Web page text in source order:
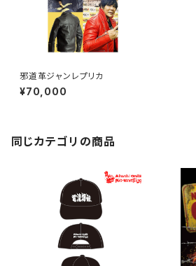
邪道革ジャンレプリカ
¥70,000
同じカテゴリの商品